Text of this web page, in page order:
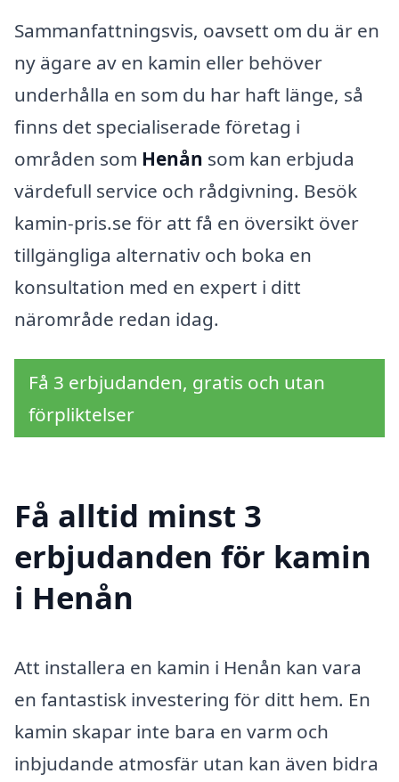
Sammanfattningsvis, oavsett om du är en
ny ägare av en kamin eller behöver
underhålla en som du har haft länge, så
finns det specialiserade företag i
områden som Henån som kan erbjuda
värdefull service och rådgivning. Besök
kamin-pris.se för att få en översikt över
tillgängliga alternativ och boka en
konsultation med en expert i ditt
närområde redan idag.
Få 3 erbjudanden, gratis och utan
förpliktelser
Få alltid minst 3
erbjudanden för kamin
i Henån
Att installera en kamin i Henån kan vara
en fantastisk investering för ditt hem. En
kamin skapar inte bara en varm och
inbjudande atmosfär utan kan även bidra